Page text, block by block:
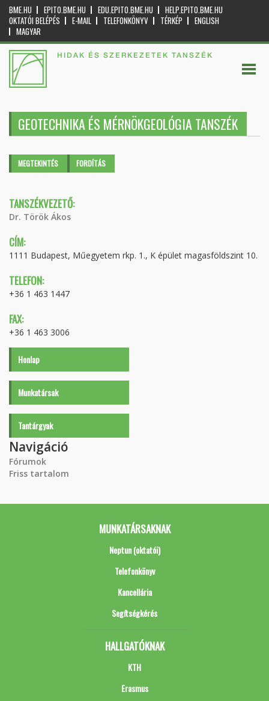
BME.HU EPITO.BME.HU EDU.EPITO.BME.HU
HELP.EPITO.BME.HU
OKTATÓI BELÉPÉS
E-MAIL TELEFONKÖNYV TÉRKÉP
ENGLISH
MAGYAR
HIDAK ÉS SZERKEZETEK TANSZÉK
GEOTECHNIKA ÉS MÉRNÖKGEOLÓGIA TANSZÉK
Elsődleges fülek
MEGTEKINTÉS (AKTÍVFORDÍTÁS
TANSZÉKVEZETŐ:
Dr. Török Ákos
CÍM:
1111 Budapest, Műegyetem rkp. 1., K épület magasföldszint 10.
TELEFON:
+36 1 463 1447
FAX:
+36 1 463 3006
Honlap
Munkatársak
Tantárgyak
Navigáció
Fórumok
Friss tartalom
MUNKATÁRSAKNAK
Neptun (oktatói)
Telefonkönyv
Kancellária
Segítségkérés
HALLGATÓKNAK
KTH
Erasmus